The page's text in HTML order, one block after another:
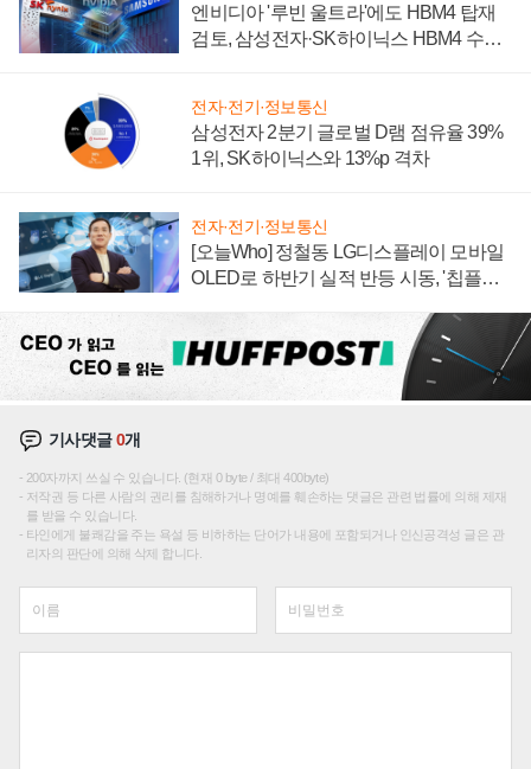
엔비디아 '루빈 울트라'에도 HBM4 탑재
검토, 삼성전자·SK하이닉스 HBM4 수율
전자·전기·정보통신
삼성전자 2분기 글로벌 D램 점유율 39%
1위, SK하이닉스와 13%p 격차
전자·전기·정보통신
[오늘Who] 정철동 LG디스플레이 모바일
OLED로 하반기 실적 반등 시동, '칩플레
기사댓글0개
200자까지 쓰실 수 있습니다. (현재 0 byte / 최대 400byte)
저작권 등 다른 사람의 권리를 침해하거나 명예를 훼손하는 댓글은 관련 법률에 의해 제재
를 받을 수 있습니다.
타인에게 불쾌감을 주는 욕설 등 비하하는 단어가 내용에 포함되거나 인신공격성 글은 관
리자의 판단에 의해 삭제 합니다.